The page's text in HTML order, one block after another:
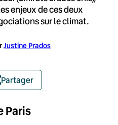
enjeux de ces deux
sur le climat.
Justine Prados
Partager
Paris